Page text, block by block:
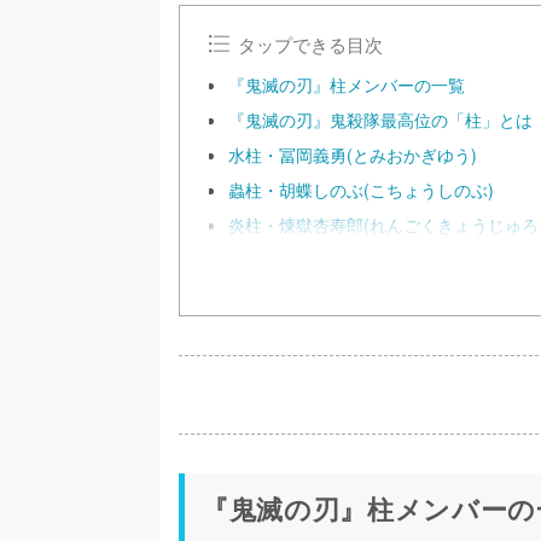
タップできる目次
『鬼滅の刃』柱メンバーの一覧
『鬼滅の刃』鬼殺隊最高位の「柱」とは
水柱・冨岡義勇(とみおかぎゆう)
蟲柱・胡蝶しのぶ(こちょうしのぶ)
炎柱・煉獄杏寿郎(れんごくきょうじゅ
『鬼滅の刃』柱メンバー